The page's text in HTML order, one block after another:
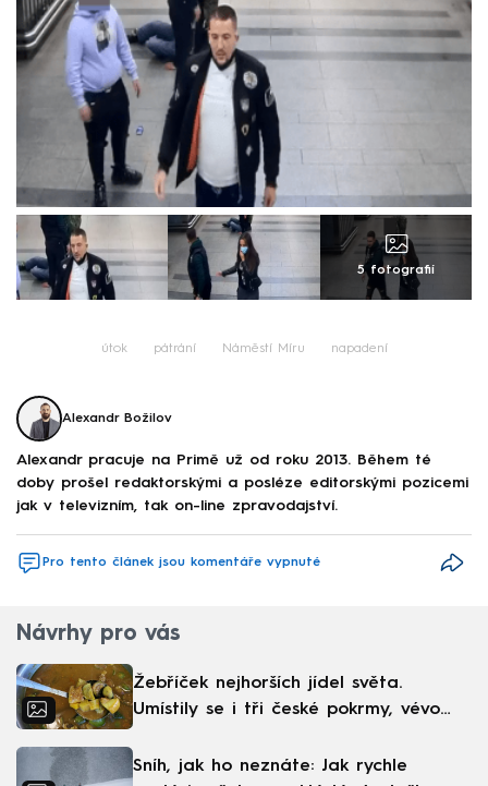
5 fotografií
útok pátrání Náměstí Míru napadení
Alexandr Božilov
Alexandr pracuje na Primě už od roku 2013. Během té
doby prošel redaktorskými a posléze editorskými pozicemi
jak v televizním, tak on-line zpravodajství.
Pro tento článek jsou komentáře vypnuté
Návrhy pro vás
Žebříček nejhorších jídel světa.
Umístily se i tři české pokrmy, vévodí
Sníh, jak ho neznáte: Jak rychle